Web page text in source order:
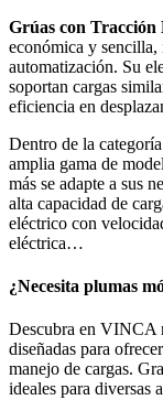
Grúas con Tracción
económica y sencilla,
automatización. Su
soportan cargas
eficiencia en
Dentro de la
amplia gama de
más se adapte a sus
alta capacidad de
eléctrico con
eléctrica…
¿Necesita plumas
Descubra en VINCA
diseñadas para
manejo de cargas.
ideales para diversas